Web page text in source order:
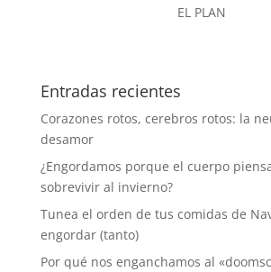
EL PLAN
Entradas recientes
Corazones rotos, cerebros rotos: la
desamor
¿Engordamos porque el cuerpo
sobrevivir al invierno?
Tunea el orden de tus comidas de
engordar (tanto)
Por qué nos enganchamos al